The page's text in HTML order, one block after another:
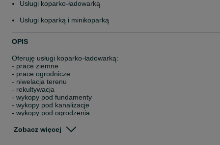
Usługi koparko-ładowarką
Usługi koparką i minikoparką
OPIS
Oferuję usługi koparko-ładowarką:
- prace ziemne
- prace ogrodnicze
- niwelacja terenu
- rekultywacja
- wykopy pod fundamenty
- wykopy pod kanalizacje
- wykopy pod ogrodzenia
- wycinka drzew i usuwanie pieńków
Zobacz więcej